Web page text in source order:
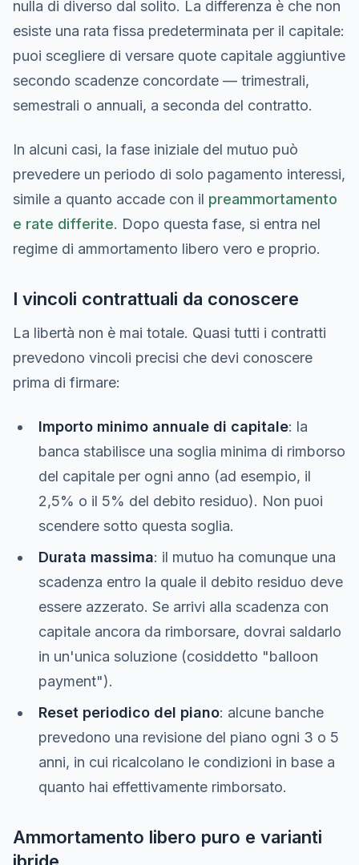
nulla di diverso dal solito. La differenza è che non
esiste una rata fissa predeterminata per il capitale:
puoi scegliere di versare quote capitale aggiuntive
secondo scadenze concordate — trimestrali,
semestrali o annuali, a seconda del contratto.
In alcuni casi, la fase iniziale del mutuo può
prevedere un periodo di solo pagamento interessi,
simile a quanto accade con il preammortamento
e rate differite. Dopo questa fase, si entra nel
regime di ammortamento libero vero e proprio.
I vincoli contrattuali da conoscere
La libertà non è mai totale. Quasi tutti i contratti
prevedono vincoli precisi che devi conoscere
prima di firmare:
Importo minimo annuale di capitale: la
banca stabilisce una soglia minima di rimborso
del capitale per ogni anno (ad esempio, il
2,5% o il 5% del debito residuo). Non puoi
scendere sotto questa soglia.
Durata massima: il mutuo ha comunque una
scadenza entro la quale il debito residuo deve
essere azzerato. Se arrivi alla scadenza con
capitale ancora da rimborsare, dovrai saldarlo
in un'unica soluzione (cosiddetto "balloon
payment").
Reset periodico del piano: alcune banche
prevedono una revisione del piano ogni 3 o 5
anni, in cui ricalcolano le condizioni in base a
quanto hai effettivamente rimborsato.
Ammortamento libero puro e varianti